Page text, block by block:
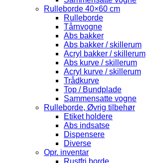
Rulleborde 40×60 cm
Rulleborde
Tårnvogne
Abs bakker
Abs bakker / skillerum
Acryl bakker / skillerum
Abs kurve / skillerum
Acryl kurve / skillerum
Trådkurve
Top / Bundplade
Sammensatte vogne
Rulleborde, Øvrig tilbehør
Etiket holdere
Abs indsatse
Dispensere
Diverse
Opr. inventar
Rustfri borde